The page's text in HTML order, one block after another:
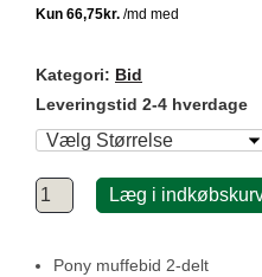
Kategori: Bid
Leveringstid 2-4 hverdage
Læg i
Pony muffebid 2-delt